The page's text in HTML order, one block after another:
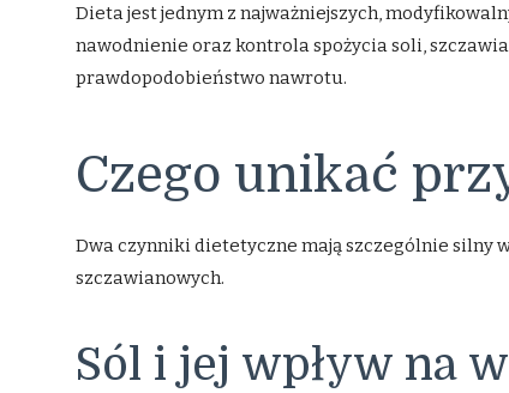
Dieta jest jednym z najważniejszych,
nawodnienie oraz kontrola spożycia soli,
prawdopodobieństwo nawrotu.
Czego unikać
Dwa czynniki dietetyczne mają szczególnie silny
szczawianowych.
Sól i jej wpływ na